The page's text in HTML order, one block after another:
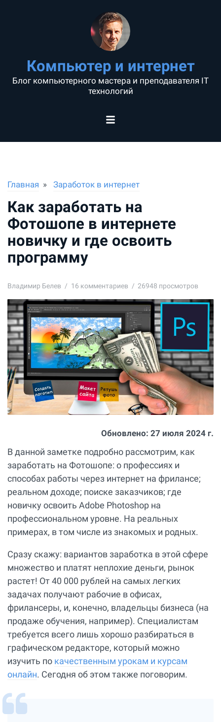
Компьютер и интернет
Блог компьютерного мастера и преподавателя IT
технологий
Главная Заработок в интернет
Как заработать на
Фотошопе в интернете
новичку и где освоить
программу
Владимир Белев 16 комментариев 26948 просмотров
Обновлено: 27 июля 2024 г.
В данной заметке подробно рассмотрим, как
заработать на Фотошопе: о профессиях и
способах работы через интернет на фрилансе;
реальном доходе; поиске заказчиков; где
новичку освоить Adobe Photoshop на
профессиональном уровне. На реальных
примерах, в том числе из знакомых и родных.
Сразу скажу: вариантов заработка в этой сфере
множество и платят неплохие деньги, рынок
растет! От 40 000 рублей на самых легких
задачах получают рабочие в офисах,
фрилансеры, и, конечно, владельцы бизнеса (на
продаже обучения, например). Специалистам
требуется всего лишь хорошо разбираться в
графическом редакторе, который можно
изучить по качественным урокам и курсам
онлайн. Сегодня об этом также поговорим.